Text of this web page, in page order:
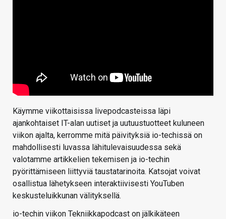
Käymme viikottaisissa livepodcasteissa läpi
ajankohtaiset IT-alan uutiset ja uutuustuotteet kuluneen
viikon ajalta, kerromme mitä päivityksiä io-techissä on
mahdollisesti luvassa lähitulevaisuudessa sekä
valotamme artikkelien tekemisen ja io-techin
pyörittämiseen liittyviä taustatarinoita. Katsojat voivat
osallistua lähetykseen interaktiivisesti YouTuben
keskusteluikkunan välityksellä.
io-techin viikon Tekniikkapodcast on jälkikäteen